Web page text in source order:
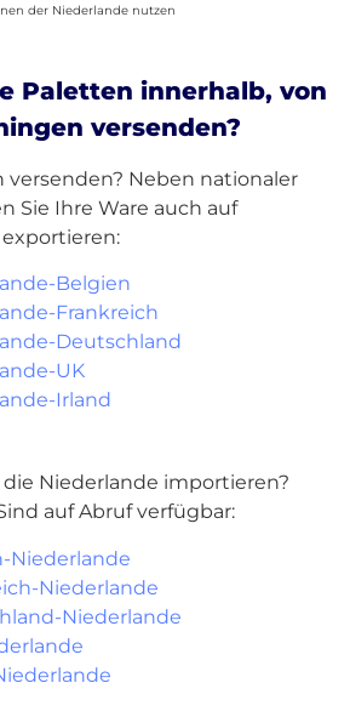
der Niederlande nutzen
Paletten innerhalb, von
versenden?
versenden? Neben nationaler
Sie Ihre Ware auch auf
Belgien
Frankreich
Deutschland
UK
Irland
die Niederlande importieren?
auf Abruf verfügbar:
Niederlande
Niederlande
Niederlande